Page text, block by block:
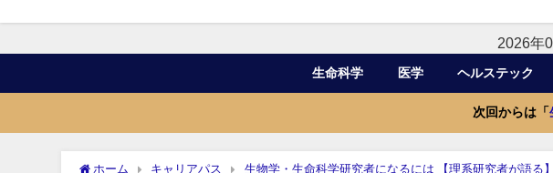
2026年
生命科学 医学 ヘルステック
次回からは「
ホーム キャリアパス 生物学・生命科学研究者になるには 【理系研究者が語る】